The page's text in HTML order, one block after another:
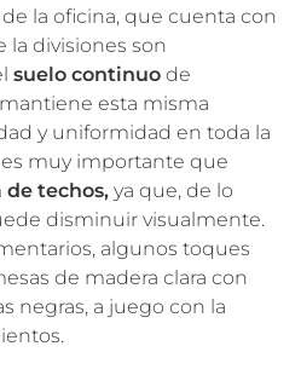
la oficina, que cuenta con
la divisiones son
suelo continuo de
esta misma
y uniformidad en toda la
es muy importante que
de techos, ya que, de lo
disminuir visualmente.
algunos toques
de madera clara con
negras, a juego con la